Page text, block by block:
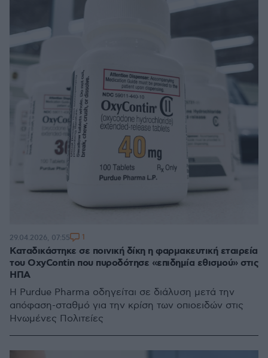
Καταδικάστηκε σε ποινική δίκη η φαρμακευτική εταιρεία
του OxyContin που πυροδότησε «επιδημία εθισμού» στις
ΗΠΑ
Η Purdue Pharma οδηγείται σε διάλυση μετά την
απόφαση-σταθμό για την κρίση των οπιοειδών στις
Ηνωμένες Πολιτείες
29.04.2026, 07:55 1